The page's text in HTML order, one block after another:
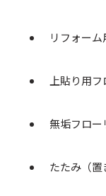
リフォー
上貼り用
無垢フロー
たたみ（置